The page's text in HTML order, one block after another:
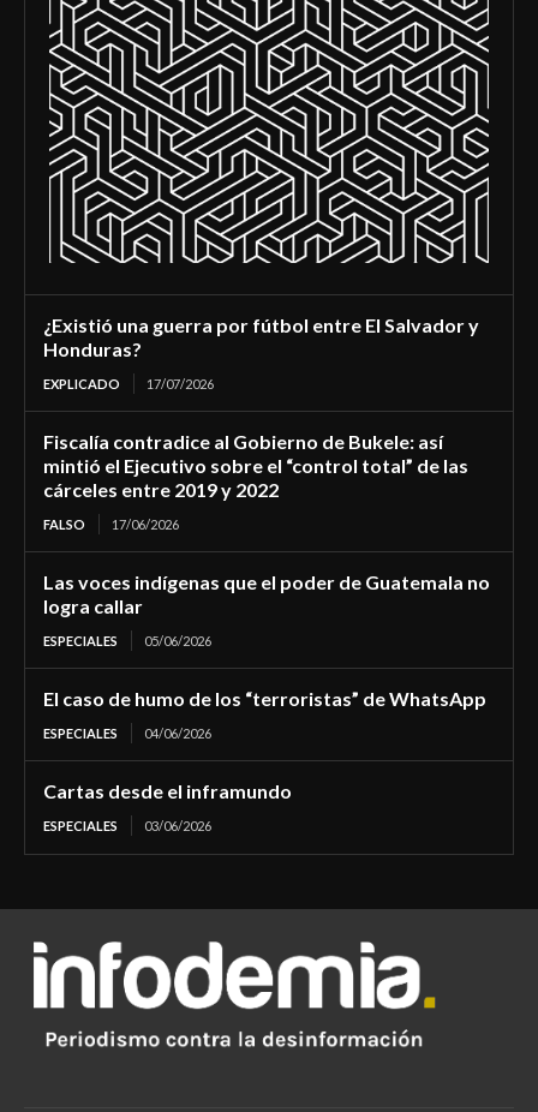
¿Existió una guerra por fútbol entre El Salvador y
Honduras?
EXPLICADO 17/07/2026
Fiscalía contradice al Gobierno de Bukele: así
mintió el Ejecutivo sobre el “control total” de las
cárceles entre 2019 y 2022
FALSO 17/06/2026
Las voces indígenas que el poder de Guatemala no
logra callar
ESPECIALES 05/06/2026
El caso de humo de los “terroristas” de WhatsApp
ESPECIALES 04/06/2026
Cartas desde el inframundo
ESPECIALES 03/06/2026